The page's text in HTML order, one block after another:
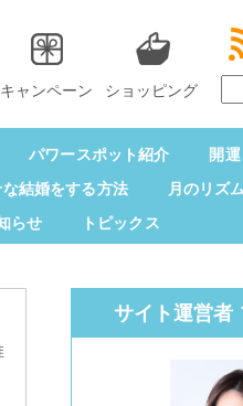
キャンペーン ショッピング
パワースポット紹介
開
結婚をする方法
月のリズ
らせ トピックス
サイト運営者